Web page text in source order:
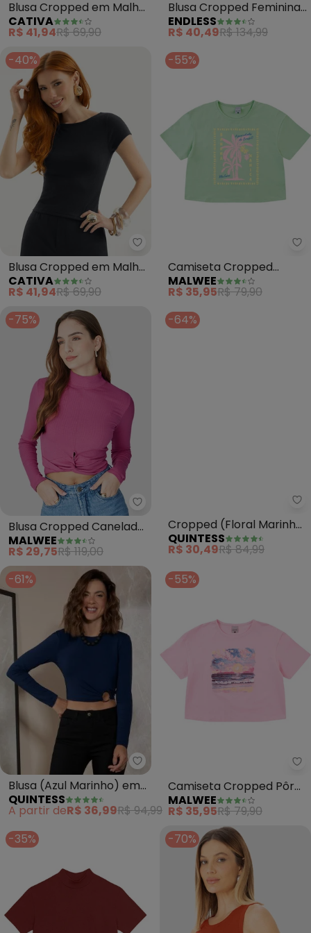
Blusa Cropped em Malha
Texturizada (Vermelho)
CATIVA
R$ 41,94R$ 69,90
Blusa Cropped Feminina
em Linho (Verde)
ENDLESS
R$ 40,49R$ 134,99
-40%
Cativa - Blusa Cropped em
Blusa Cropped em Malha
Texturizada (Preto)
CATIVA
R$ 41,94R$ 69,90
-55%
Camiseta Cropped
Banana Nanica (Verde
Água)
MALWEE
R$ 35,95R$ 79,90
-75%
Malwee - Blusa Cropped
Blusa Cropped Canelada
com Torção (Rosa)
MALWEE
R$ 29,75R$ 119,00
-64%
Cropped (Floral Marinho)
com Manga Ampla
QUINTESS
R$ 30,49R$ 84,99
-61%
Quintess - Blusa (Azul
Blusa (Azul Marinho) em
Malha de Viscose
QUINTESS
A partir deR$ 36,99R$ 94,99
-55%
Camiseta Cropped Pôr
do Sol (Rosa Pastel)
MALWEE
R$ 35,95R$ 79,90
-35%
-70%